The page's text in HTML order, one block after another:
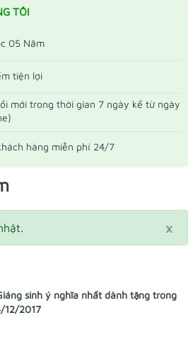
TÔI
05 Năm
tiện lợi
mới trong thời gian 7 ngày kể từ ngày
hàng miễn phí 24/7
×
sinh ý nghĩa nhất dành tặng trong
12/2017